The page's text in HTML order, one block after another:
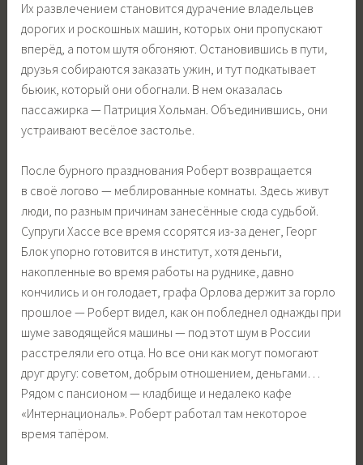
Их развлечением становится дурачение владельцев
дорогих и роскошных машин, которых они пропускают
вперёд, а потом шутя обгоняют. Остановившись в пути,
друзья собираются заказать ужин, и тут подкатывает
бьюик, который они обогнали. В нем оказалась
пассажирка — Патриция Хольман. Объединившись, они
устраивают весёлое застолье.
После бурного празднования Роберт возвращается
в своё логово — меблированные комнаты. Здесь живут
люди, по разным причинам занесённые сюда судьбой.
Супруги Хассе все время ссорятся из-за денег, Георг
Блок упорно готовится в институт, хотя деньги,
накопленные во время работы на руднике, давно
кончились и он голодает, графа Орлова держит за горло
прошлое — Роберт видел, как он побледнел однажды при
шуме заводящейся машины — под этот шум в России
расстреляли его отца. Но все они как могут помогают
друг другу: советом, добрым отношением, деньгами…
Рядом с пансионом — кладбище и недалеко кафе
«Интернациональ». Роберт работал там некоторое
время тапёром.